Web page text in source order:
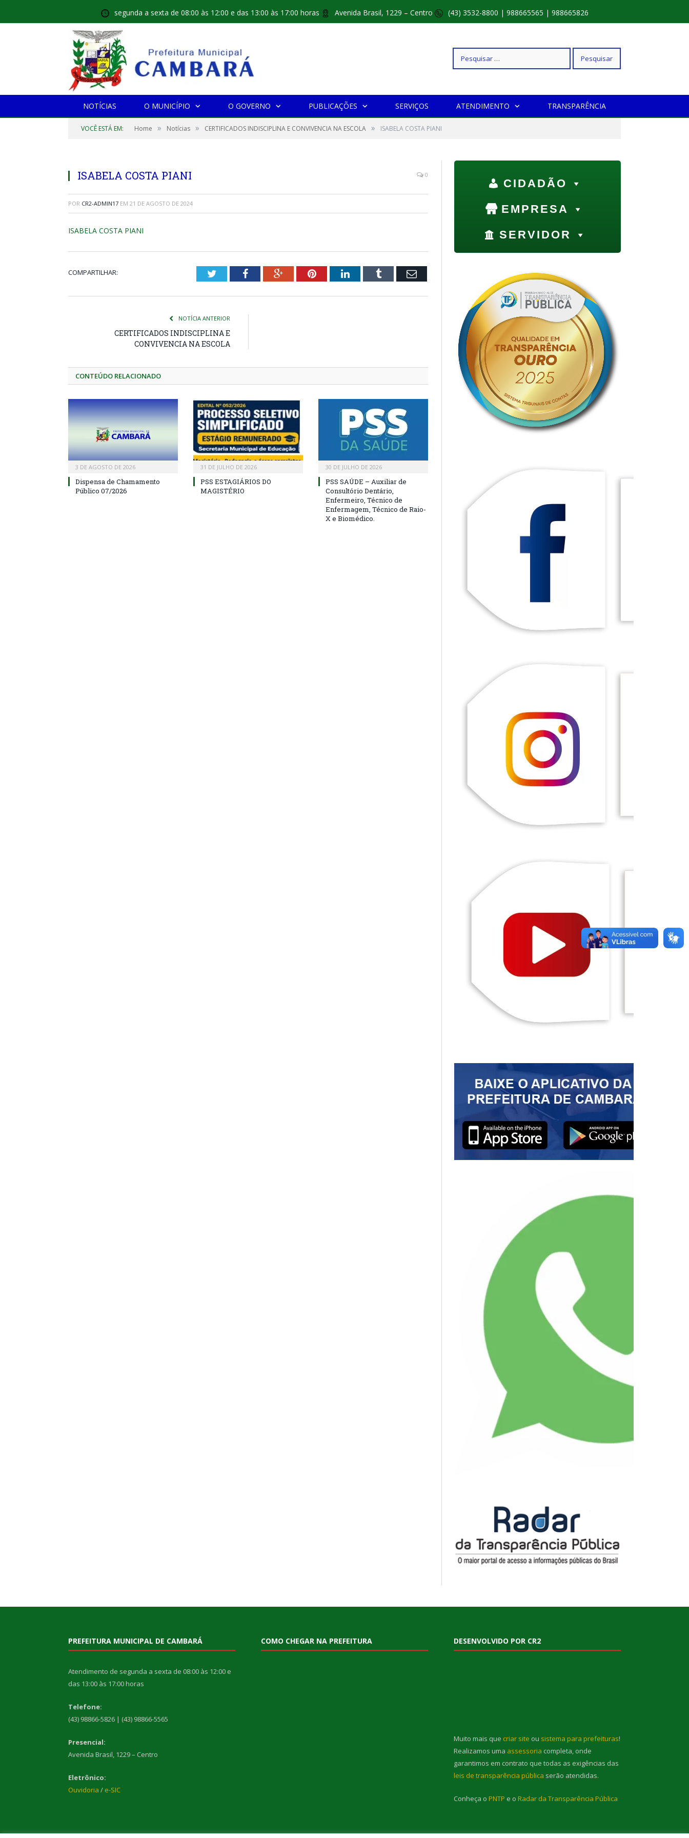
segunda a sexta de 08:00 às 12:00 e das 13:00 às 17:00 horas Avenida Brasil, 1229 – Centro (43) 3532-8800 | 988665565 | 988665826
Pesquisar
NOTÍCIAS O MUNICÍPIO O GOVERNO PUBLICAÇÕES SERVIÇOS ATENDIMENTO TRANSPARÊNCIA
VOCÊ ESTÁ EM: Home » Notícias » CERTIFICADOS INDISCIPLINA E CONVIVENCIA NA ESCOLA » ISABELA COSTA PIANI
ISABELA COSTA PIANI 0
POR CR2-ADMIN17 EM 21 DE AGOSTO DE 2024
ISABELA COSTA PIANI
COMPARTILHAR: TwitterFacebookGoogle+PinterestLinkedInTumblr Email
NOTÍCIA ANTERIOR
CERTIFICADOS INDISCIPLINA E
CONVIVENCIA NA ESCOLA
CONTEÚDO RELACIONADO
3 DE AGOSTO DE 2026
Dispensa de Chamamento
Público 07/2026
31 DE JULHO DE 2026
PSS ESTAGIÁRIOS DO
MAGISTÉRIO
30 DE JULHO DE 2026
PSS SAÚDE – Auxiliar de
Consultório Dentário,
Enfermeiro, Técnico de
Enfermagem, Técnico de Raio-
X e Biomédico.
CIDADÃO
EMPRESA
SERVIDOR
PREFEITURA MUNICIPAL DE CAMBARÁ
Atendimento de segunda a sexta de 08:00 às 12:00 e
das 13:00 às 17:00 horas
Telefone:
(43) 98866-5826 | (43) 98866-5565
Presencial:
Avenida Brasil, 1229 – Centro
Eletrônico:
Ouvidoria / e-SIC
COMO CHEGAR NA PREFEITURA DESENVOLVIDO POR CR2
Muito mais que criar site ou sistema para prefeituras!
Realizamos uma assessoria completa, onde
garantimos em contrato que todas as exigências das
leis de transparência pública serão atendidas.
Conheça o PNTP e o Radar da Transparência Pública